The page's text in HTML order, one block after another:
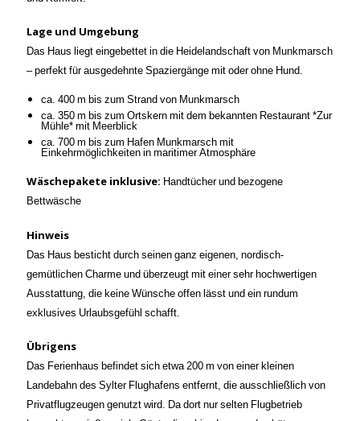
Lage und Umgebung
Das Haus liegt eingebettet in die Heidelandschaft von Munkmarsch
– perfekt für ausgedehnte Spaziergänge mit oder ohne Hund.
ca. 400 m bis zum Strand von Munkmarsch
ca. 350 m bis zum Ortskern mit dem bekannten Restaurant *Zur
Mühle* mit Meerblick
ca. 700 m bis zum Hafen Munkmarsch mit
Einkehrmöglichkeiten in maritimer Atmosphäre
Wäschepakete inklusive: Handtücher und bezogene
Bettwäsche
Hinweis
Das Haus besticht durch seinen ganz eigenen, nordisch-
gemütlichen Charme und überzeugt mit einer sehr hochwertigen
Ausstattung, die keine Wünsche offen lässt und ein rundum
exklusives Urlaubsgefühl schafft.
Übrigens
Das Ferienhaus befindet sich etwa 200 m von einer kleinen
Landebahn des Sylter Flughafens entfernt, die ausschließlich von
Privatflugzeugen genutzt wird. Da dort nur selten Flugbetrieb